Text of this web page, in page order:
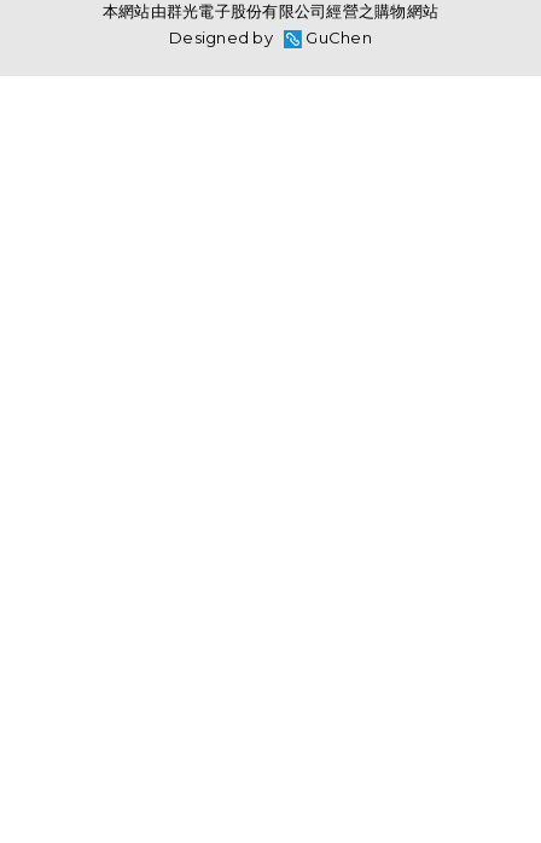
本網站由群光電子股份有限公司經營之購物網站
Designed by
GuChen